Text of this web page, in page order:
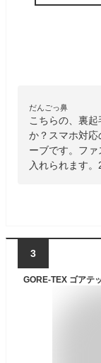
だんごっ鼻
こちらの、裏
か？スマホ対
ーブです。フ
入れられます
3